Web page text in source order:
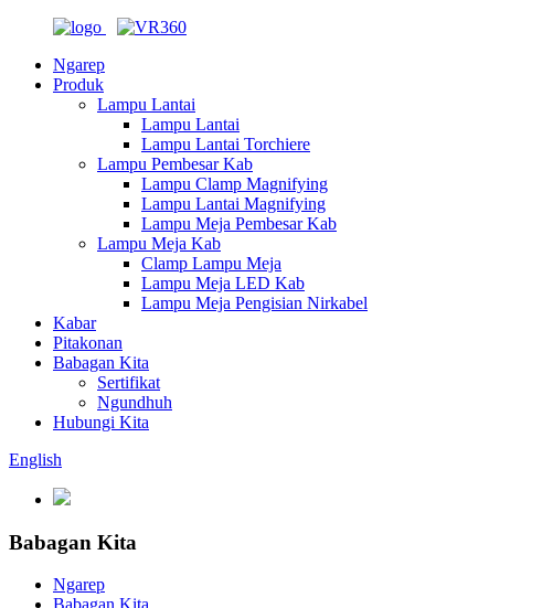
Ngarep
Produk
Lampu Lantai
Lampu Lantai
Lampu Lantai Torchiere
Lampu Pembesar Kab
Lampu Clamp Magnifying
Lampu Lantai Magnifying
Lampu Meja Pembesar Kab
Lampu Meja Kab
Clamp Lampu Meja
Lampu Meja LED Kab
Lampu Meja Pengisian Nirkabel
Kabar
Pitakonan
Babagan Kita
Sertifikat
Ngundhuh
Hubungi Kita
English
Babagan Kita
Ngarep